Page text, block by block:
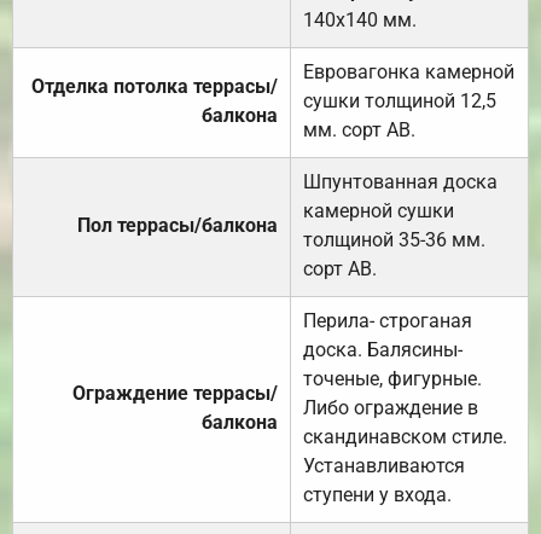
140х140 мм.
Отделка потолка террасы/
балкона
Евровагонка камерной
сушки толщиной 12,5
мм. сорт АВ.
Пол террасы/балкона
Шпунтованная доска
камерной сушки
толщиной 35-36 мм.
сорт АВ.
Ограждение террасы/
балкона
Перила- строганая
доска. Балясины-
точеные, фигурные.
Либо ограждение в
скандинавском стиле.
Устанавливаются
ступени у входа.